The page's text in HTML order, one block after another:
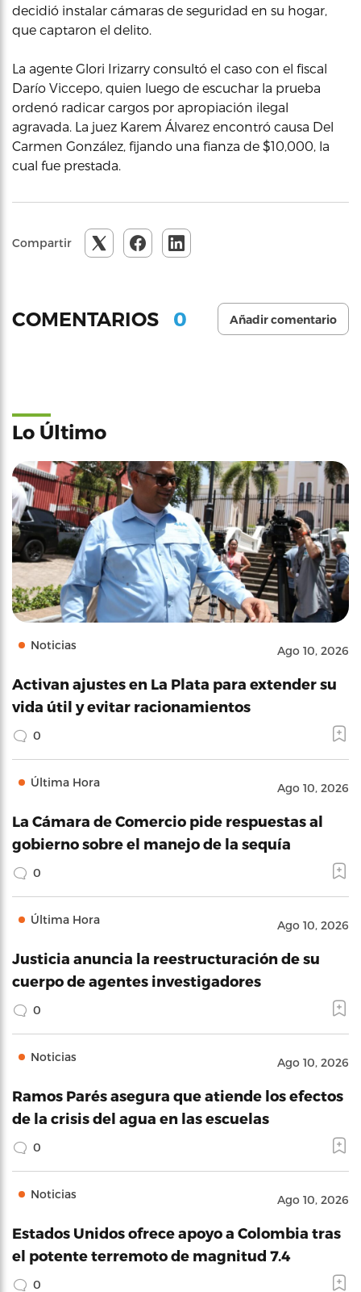
decidió instalar cámaras de seguridad en su hogar,
que captaron el delito.
La agente Glori Irizarry consultó el caso con el fiscal
Darío Viccepo, quien luego de escuchar la prueba
ordenó radicar cargos por apropiación ilegal
agravada. La juez Karem Álvarez encontró causa Del
Carmen González, fijando una fianza de $10,000, la
cual fue prestada.
Compartir
COMENTARIOS 0 Añadir comentario
Lo Último
Noticias Ago 10, 2026
Activan ajustes en La Plata para extender su
vida útil y evitar racionamientos
0
Última Hora Ago 10, 2026
La Cámara de Comercio pide respuestas al
gobierno sobre el manejo de la sequía
0
Última Hora Ago 10, 2026
Justicia anuncia la reestructuración de su
cuerpo de agentes investigadores
0
Noticias Ago 10, 2026
Ramos Parés asegura que atiende los efectos
de la crisis del agua en las escuelas
0
Noticias Ago 10, 2026
Estados Unidos ofrece apoyo a Colombia tras
el potente terremoto de magnitud 7.4
0